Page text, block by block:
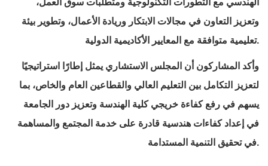
الهندسي مع التطورات التكنولوجية ومتطلبات سوق العمل،
وتعزيز التعاون في مجالات الابتكار وريادة الأعمال، وتطوير بيئة
تعليمية متوافقة مع المعايير الأكاديمية الدولية.
وأكد المشاركون أن المجلس الاستشاري يمثل إطارًا استراتيجيًا
لتعزيز التكامل بين التعليم العالي والقطاعين العام والخاص، بما
يسهم في رفع كفاءة خريجي كلية الهندسة وتعزيز دور الجامعة
في إعداد كفاءات هندسية قادرة على خدمة المجتمع والمساهمة
في تحقيق التنمية المستدامة.